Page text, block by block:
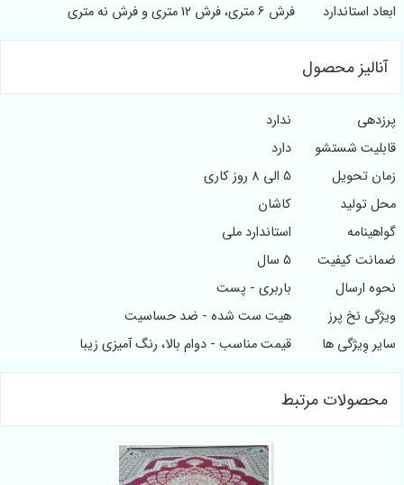
ابعاد استاندارد
فرش 6 متری، فرش 12 متری و فرش نه متری
آنالیز محصول
پرزدهی
ندارد
قابلیت شستشو
دارد
زمان تحویل
5 الی 8 روز کاری
محل تولید
کاشان
گواهینامه
استاندارد ملی
ضمانت کیفیت
5 سال
نحوه ارسال
باربری - پست
ویژگی نخ پرز
هیت ست شده - ضد حساسیت
سایر وِیژگی ها
قیمت مناسب - دوام بالا، رنگ آمیزی زیبا
محصولات مرتبط